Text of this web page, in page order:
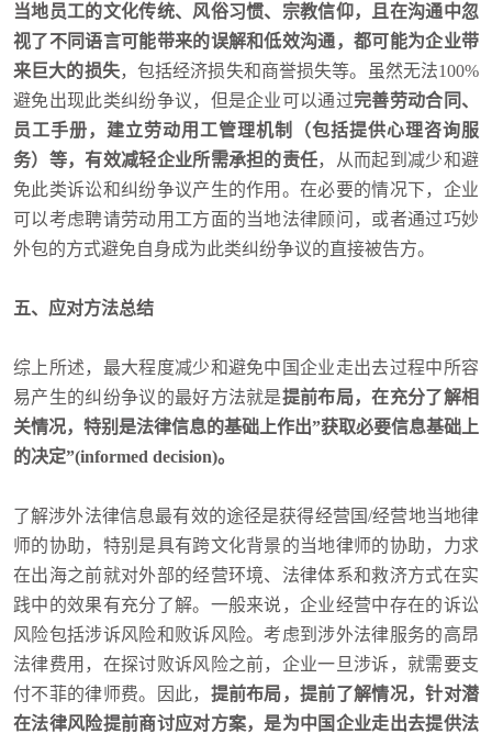
当地员工的文化传统、风俗习惯、宗教信仰，且在沟通中忽
视了不同语言可能带来的误解和低效沟通，都可能为企业带
来巨大的损失，包括经济损失和商誉损失等。虽然无法100%
避免出现此类纠纷争议，但是企业可以通过完善劳动合同、
员工手册，建立劳动用工管理机制（包括提供心理咨询服
务）等，有效减轻企业所需承担的责任，从而起到减少和避
免此类诉讼和纠纷争议产生的作用。在必要的情况下，企业
可以考虑聘请劳动用工方面的当地法律顾问，或者通过巧妙
外包的方式避免自身成为此类纠纷争议的直接被告方。
五、应对方法总结
综上所述，最大程度减少和避免中国企业走出去过程中所容
易产生的纠纷争议的最好方法就是提前布局，在充分了解相
关情况，特别是法律信息的基础上作出”获取必要信息基础上
的决定”(informed decision)。
了解涉外法律信息最有效的途径是获得经营国/经营地当地律
师的协助，特别是具有跨文化背景的当地律师的协助，力求
在出海之前就对外部的经营环境、法律体系和救济方式在实
践中的效果有充分了解。一般来说，企业经营中存在的诉讼
风险包括涉诉风险和败诉风险。考虑到涉外法律服务的高昂
法律费用，在探讨败诉风险之前，企业一旦涉诉，就需要支
付不菲的律师费。因此， 提前布局，提前了解情况，针对潜
在法律风险提前商讨应对方案，是为中国企业走出去提供法